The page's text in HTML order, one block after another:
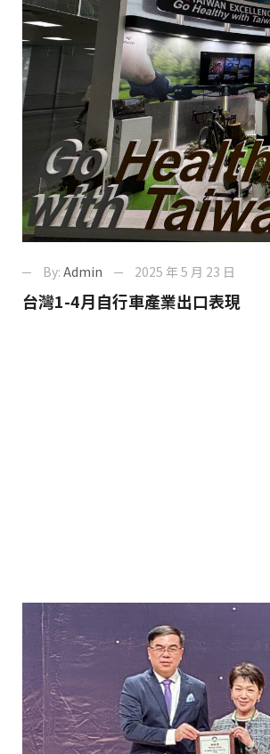
By: Admin 2025 年 5 月 23 日
台灣1-4月自行車產業出口表現